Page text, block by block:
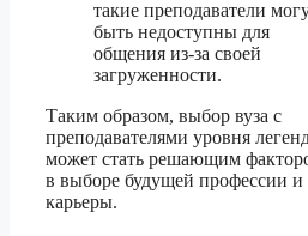
такие преподаватели
быть недоступны для
общения из-за своей
загруженности.
Таким образом, выбор вуза с
преподавателями уровня
может стать решающим
в выборе будущей профессии и
карьеры.